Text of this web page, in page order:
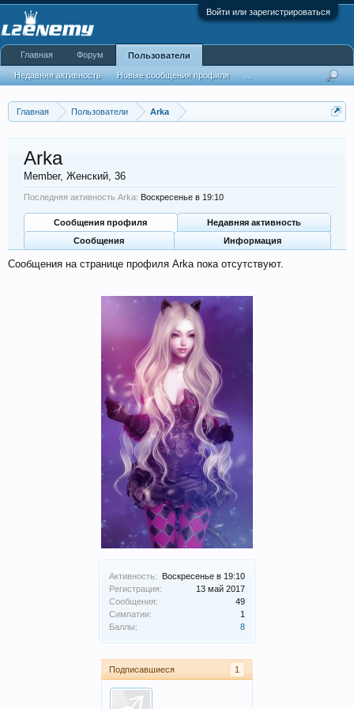
Войти или зарегистрироваться
Главная Пользователи Arka
Активность: Воскресенье в 19:10
Регистрация:
13 май 2017
Сообщения:
49
Симпатии:
1
Баллы:
8
Подписавшиеся 1
Arka
Member, Женский, 36
Последняя активность Arka: Воскресенье в 19:10
Сообщения профиля
Недавняя активность
Сообщения
Информация
Сообщения на странице профиля Arka пока отсутствуют.
Главная Форум Пользователи
Недавняя активность Новые сообщения профиля